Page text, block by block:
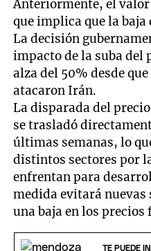
Anteriormente, el valor
que implica que la baja
La decisión
impacto de la suba del
alza del 50% desde
atacaron Irán.
La disparada del
se trasladó
últimas semanas, lo
distintos sectores por
enfrentan para
medida evitará nuevas
una baja en los precios
TE PUEDE